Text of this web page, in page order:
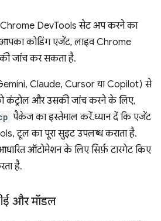
DevTools सेट अप करने का
आपका कोडिंग एजेंट, लाइव Chrome
जांच कर सकता है.
Claude, Cursor या Copilot) से
कंट्रोल और उसकी जांच करने के लिए,
पैकेज का इस्तेमाल करें. ध्यान दें कि एजेंट
टूल का पूरा सुइट उपलब्ध कराता है.
ऑटोमेशन के लिए सिर्फ़ टारगेट किए
है.
और मॉडल